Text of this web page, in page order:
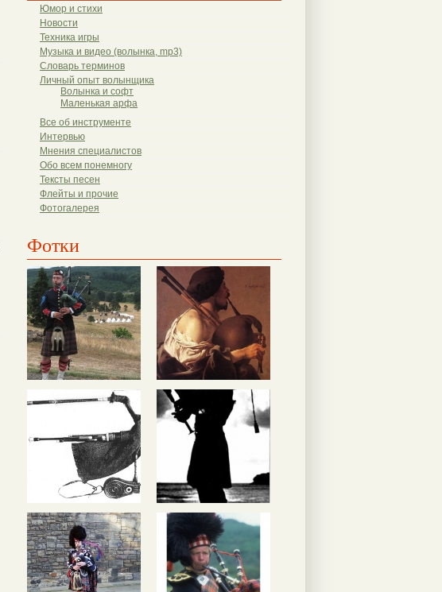
Юмор и стихи
Новости
Техника игры
Музыка и видео (волынка, mp3)
Словарь терминов
Личный опыт волынщика
Волынка и софт
Маленькая арфа
Все об инструменте
Интервью
Мнения специалистов
Обо всем понемногу
Тексты песен
Флейты и прочие
Фотогалерея
Фотки